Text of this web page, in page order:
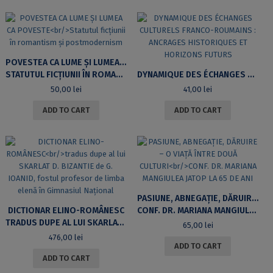
POVESTEA CA LUME ȘI LUMEA CA POVESTE
STATUTUL FICȚIUNII ÎN ROMANTISM ȘI POSTMODERNISM
50,00 lei
ADD TO CART
DYNAMIQUE DES ÉCHANGES CULTURELS FRANCO-ROUMAINS : ANCRAGES HISTORIQUES ET HORIZONS FUTURS
41,00lei
ADD TO CART
DICTIONAR ELINO-ROMÂNESC
TRADUS DUPE AL LUI SKARLAT D. BIZANTIE DE G. IOANID, FOSTUL PROFESOR DE LIMBA ELENĂ ÎN GIMNASIUL NAȚIONAL
476,00lei
ADD TO CART
PASIUNE, ABNEGAȚIE, DĂRUIRE – O VIAȚĂ ÎNTRE DOUĂ CULTURI
CONF. DR. MARIANA MANGIULEA JATOP LA 65 DE ANI
65,00 lei
ADD TO CART